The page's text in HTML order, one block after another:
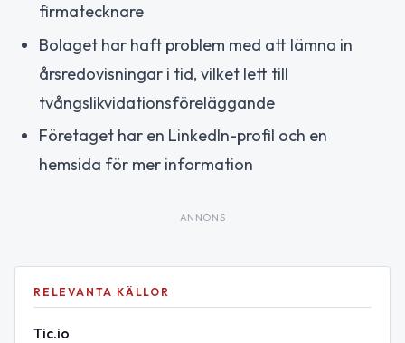
firmatecknare
Bolaget har haft problem med att lämna in
årsredovisningar i tid, vilket lett till
tvångslikvidationsföreläggande
Företaget har en LinkedIn-profil och en
hemsida för mer information
ANNONS
RELEVANTA KÄLLOR
Tic.io